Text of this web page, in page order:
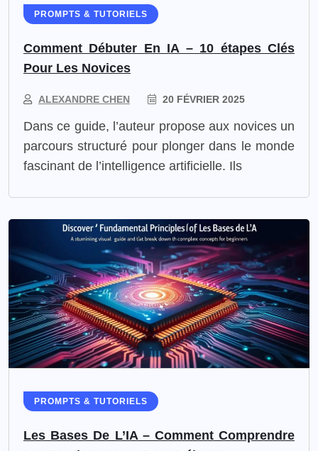
PROMPTS & TUTORIELS
Comment Débuter En IA – 10 étapes Clés
Pour Les Novices
ALEXANDRE CHEN 20 FÉVRIER 2025
Dans ce guide, l’auteur propose aux novices un
parcours structuré pour plonger dans le monde
fascinant de l’intelligence artificielle. Ils
PROMPTS & TUTORIELS
Les Bases De L’IA – Comment Comprendre